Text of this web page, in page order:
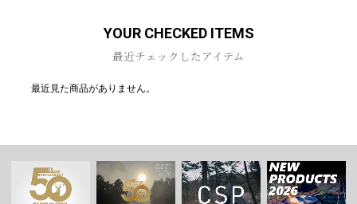
YOUR CHECKED ITEMS
最近チェックしたアイテム
最近見た商品がありません。